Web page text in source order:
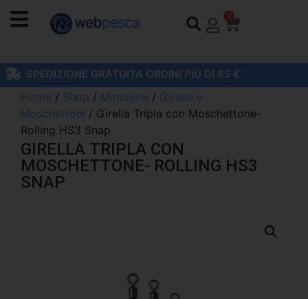
0
SPEDIZIONE GRATUITA ORDINI PIÙ DI 85 €
Home / Shop / Minuteria / Girelle e
Moschettoni / Girella Tripla con Moschettone-
Rolling HS3 Snap
GIRELLA TRIPLA CON
MOSCHETTONE- ROLLING HS3
SNAP